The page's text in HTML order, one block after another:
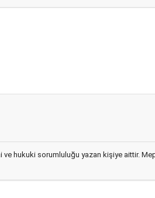
ve hukuki sorumluluğu yazan kişiye aittir.